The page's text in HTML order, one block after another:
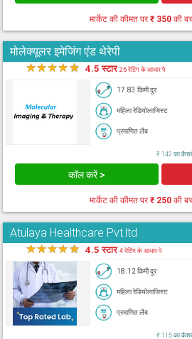
मार्केट की कीमत पर₹ 350की
मोलेक्यूलर इमेजिंग एंड थेरेपी
★★★★★ 4.5 स्टार26 रेटिंग के आधार पे
17.83 किमी दूर
महिला रेडियोलाजिस्ट
प्रमाणित लैब
₹ 142 का
कॉल करें >
मार्केट की कीमत पर₹ 250की
Atulaya Healthcare Pvt.ltd
★★★★★ 4.5 स्टार4 रेटिंग के आधार पे
18.12 किमी दूर
महिला रेडियोलाजिस्ट
प्रमाणित लैब
₹ 115 का